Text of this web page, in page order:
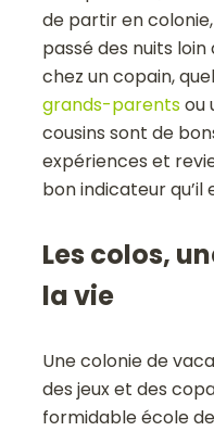
de partir en
passé des nuits
chez un copain,
grands-parentsou
cousins sont de
expériences et
bon indicateur
Les colos,
la vie
Une colonie de
des jeux et des
formidable école